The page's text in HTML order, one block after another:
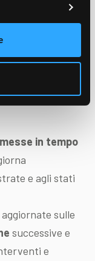
in tempo
e agli stati
sulle
successive e
e